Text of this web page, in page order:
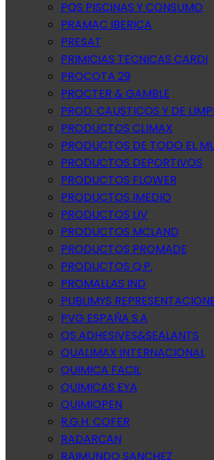
PQS PISCINAS Y CONSUMO
PRAMAC IBERICA
PRESAT
PRIMICIAS TECNICAS CARDI
PROCOTA 29
PROCTER & GAMBLE
PROD. CAUSTICOS Y DE
PRODUCTOS CLIMAX
PRODUCTOS DE TODO EL
PRODUCTOS DEPORTIVOS
PRODUCTOS FLOWER
PRODUCTOS IMEDIO
PRODUCTOS LIV
PRODUCTOS MCLAND
PRODUCTOS PROMADE
PRODUCTOS Q.P.
PROMALLAS IND
PUBLIMYS
PVG ESPAÑA S.A
QS ADHESIVES&SEALANTS
QUALIMAX INTERNACIONAL
QUIMICA FACIL
QUIMICAS EYA
QUIMIOPEN
R.G.H. COFER
RADARCAN
RAIMUNDO SANCHEZ